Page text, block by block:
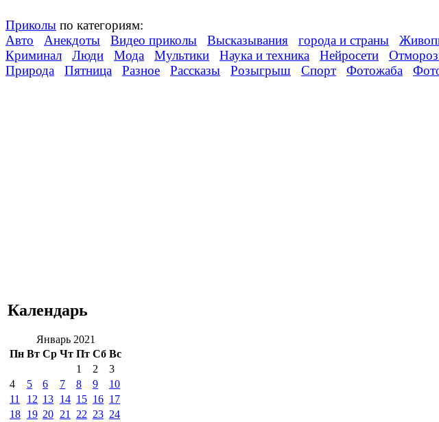
Приколы по категориям:
Авто
Анекдоты Видео приколы Высказывания города и страны
Криминал
Люди Мода Мультики Наука и техника Нейросети
Природа
Пятница Разное Рассказы Розыгрыш Спорт Фотожаба
Календарь
Январь 2021
Пн Вт Ср Чт Пт Сб Вс
1
2
3
4
5 6 7 8 9
10
11
12 13 14 15 16 17
18 19 20 21 22 23 24